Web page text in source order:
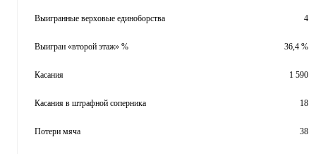
Выигранные верховые единоборства 4
Выигран «второй этаж» % 36,4 %
Касания 1 590
Касания в штрафной соперника 18
Потери мяча 38